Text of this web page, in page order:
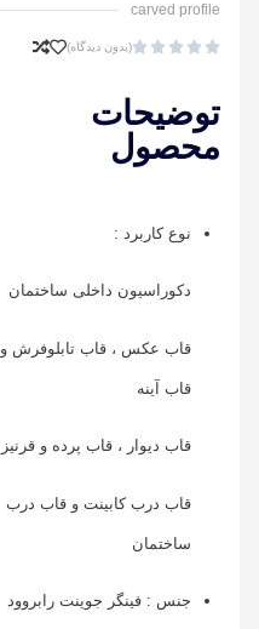
carved profile




(بدون دیدگاه)
توضیحات
محصول
نوع کاربرد :
دکوراسیون داخلی ساختمان
قاب عکس ، قاب تابلوفرش و
قاب آینه
قاب دیوار ، قاب پرده و قرنیز
قاب درب کابینت و قاب درب
ساختمان
جنس : فینگر جوینت رابروود